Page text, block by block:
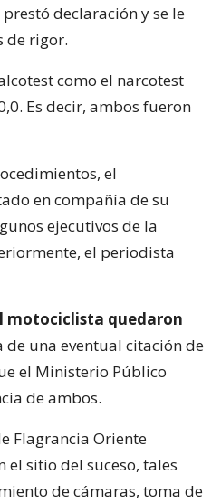
declaración y se le
de rigor.
como el narcotest
Es decir, ambos fueron
el
en compañía de su
ejecutivos de la
el periodista
motociclista quedaron
de una eventual citación de
el Ministerio Público
de ambos.
Flagrancia Oriente
sitio del suceso, tales
de cámaras, toma de